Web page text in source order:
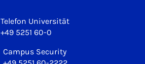
Telefon Universität
+49 5251 60-0
Campus Security